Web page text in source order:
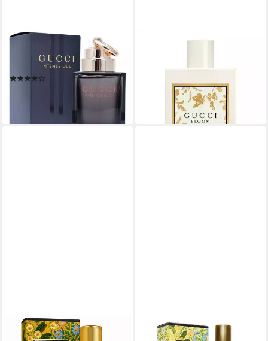
GUCCI
Eau de Parfum Oud Intense,
lieferbar - in 3-4 Werktagen bei dir
Ambrosia D'Oro
(1.540,00 €/ 1 l)
lieferbar - in 2-3 Werktagen bei dir
GUCCI GUCCI